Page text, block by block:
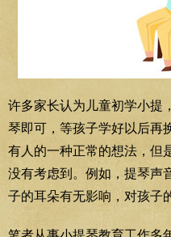
许多家长认为儿童初学小提
琴即可，等孩子学好以后再
有人的一种正常的想法，但
没有考虑到。例如，提琴声
子的耳朵有无影响，对孩子